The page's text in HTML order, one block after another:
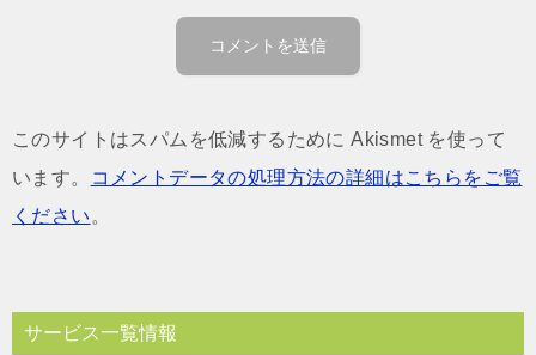
このサイトはスパムを低減するために Akismet を使って
います。
コメントデータの処理方法の詳細はこちらをご覧
ください 。
サービス一覧情報